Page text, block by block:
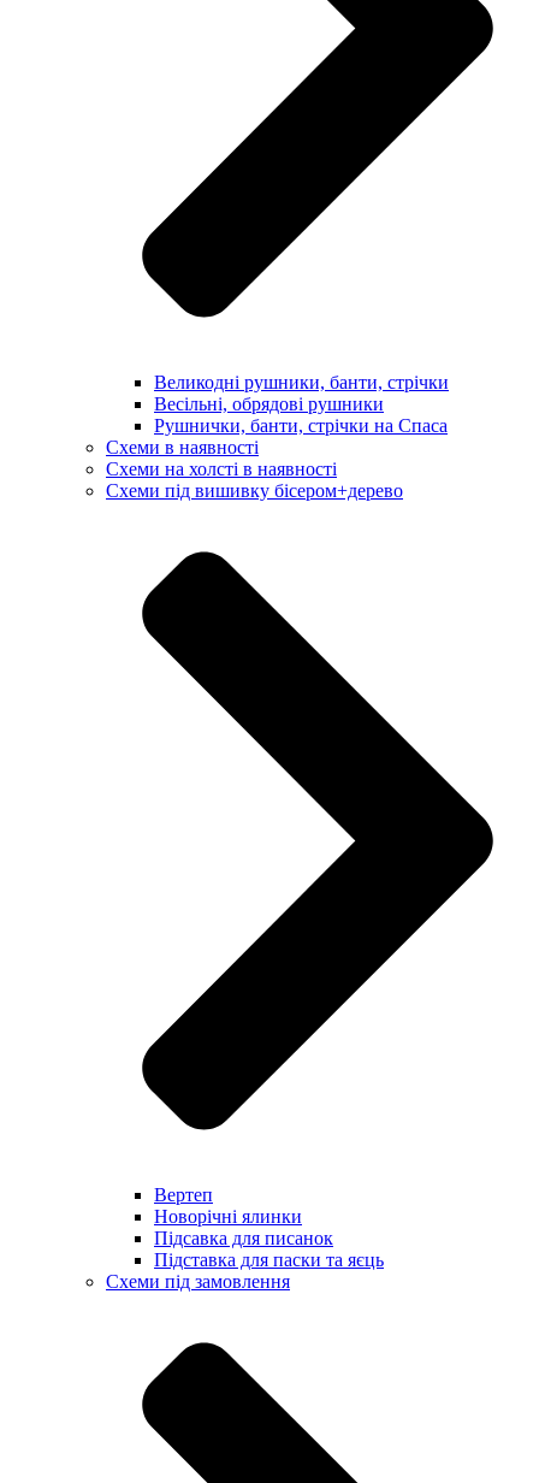
Великодні рушники, банти, стрічки
Весільні, обрядові рушники
Рушнички, банти, стрічки на Спаса
Схеми в наявності
Схеми на холсті в наявності
Схеми під вишивку бісером+дерево
Вертеп
Новорічні ялинки
Підсавка для писанок
Підставка для паски та яєць
Схеми під замовлення